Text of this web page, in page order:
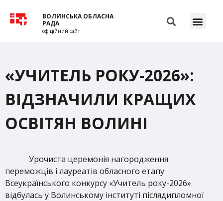
ВОЛИНСЬКА ОБЛАСНА
РАДА
офіційний сайт
«УЧИТЕЛЬ РОКУ-2026»:
ВІДЗНАЧИЛИ КРАЩИХ
ОСВІТЯН ВОЛИНІ
Урочиста церемонія нагородження
переможців і лауреатів обласного етапу
Всеукраїнського конкурсу «Учитель року-2026»
відбулась у Волинському інституті післядипломної